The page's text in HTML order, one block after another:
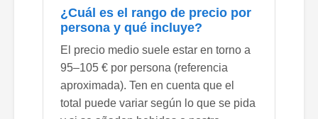
¿Cuál es el rango de precio por
persona y qué incluye?
El precio medio suele estar en torno a
95–105 € por persona (referencia
aproximada). Ten en cuenta que el
total puede variar según lo que se pida